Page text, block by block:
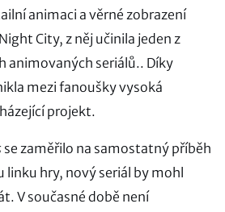
animaci a věrné zobrazení
City, z něj učinila jeden z
animovaných seriálů.. Díky
mezi fanoušky vysoká
projekt.
se zaměřilo na samostatný příběh
hry, nový seriál by mohl
V současné době není